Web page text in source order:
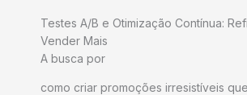
Testes A/B e Otimização Contínua:
Vender Mais
A busca por
como criar promoções irresistíveis